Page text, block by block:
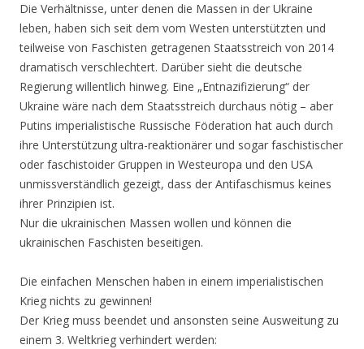
Die Verhältnisse, unter denen die Massen in der Ukraine
leben, haben sich seit dem vom Westen unterstützten und
teilweise von Faschisten getragenen Staatsstreich von 2014
dramatisch verschlechtert. Darüber sieht die deutsche
Regierung willentlich hinweg. Eine „Entnazifizierung“ der
Ukraine wäre nach dem Staatsstreich durchaus nötig – aber
Putins imperialistische Russische Föderation hat auch durch
ihre Unterstützung ultra-reaktionärer und sogar faschistischer
oder faschistoider Gruppen in Westeuropa und den USA
unmissverständlich gezeigt, dass der Antifaschismus keines
ihrer Prinzipien ist.
Nur die ukrainischen Massen wollen und können die
ukrainischen Faschisten beseitigen.
Die einfachen Menschen haben in einem imperialistischen
Krieg nichts zu gewinnen!
Der Krieg muss beendet und ansonsten seine Ausweitung zu
einem 3. Weltkrieg verhindert werden: